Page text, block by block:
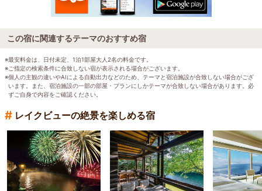
この宿に関連するテーマのおすすめ宿
※最安料金は、日付未定、1泊1部屋大人2名の料金です。
※ご指定の検索条件に合致しない宿が表示される場合がございます。
※個人の主観の違いやAIによる自動出力などのため、テーマと宿泊施設が合致しない場合がござ
います。また、宿泊施設の一部の部屋・プランにしかテーマが合致しない場合があります。必
ずご自身で内容をご確認ください。
# レイクビューの絶景を楽しめる宿